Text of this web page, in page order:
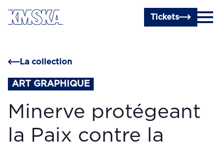
Passer au contenu principal
Tickets
La collection
ART GRAPHIQUE
Minerve protégeant
la Paix contre la